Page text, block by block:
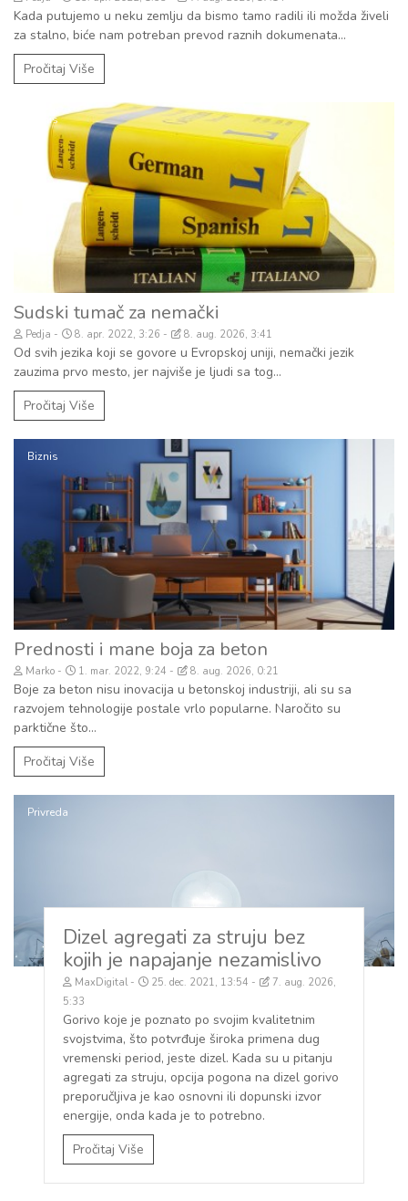
Kada putujemo u neku zemlju da bismo tamo radili ili možda živeli
za stalno, biće nam potreban prevod raznih dokumenata...
Pročitaj Više
Biznis
Sudski tumač za nemački
Pedja 8. apr. 2022, 3:26 8. aug. 2026, 3:41
Od svih jezika koji se govore u Evropskoj uniji, nemački jezik
zauzima prvo mesto, jer najviše je ljudi sa tog...
Pročitaj Više
Biznis
Prednosti i mane boja za beton
Marko 1. mar. 2022, 9:24 8. aug. 2026, 0:21
Boje za beton nisu inovacija u betonskoj industriji, ali su sa
razvojem tehnologije postale vrlo popularne. Naročito su
parktične što...
Pročitaj Više
Privreda
Dizel agregati za struju bez
kojih je napajanje nezamislivo
MaxDigital 25. dec. 2021, 13:54
7. aug. 2026,
5:33
Gorivo koje je poznato po svojim kvalitetnim
svojstvima, što potvrđuje široka primena dug
vremenski period, jeste dizel. Kada su u pitanju
agregati za struju, opcija pogona na dizel gorivo
preporučljiva je kao osnovni ili dopunski izvor
energije, onda kada je to potrebno.
Pročitaj Više